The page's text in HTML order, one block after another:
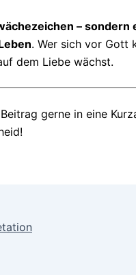
– sondern
. Wer sich vor Gott
dem Liebe wächst.
gerne in eine